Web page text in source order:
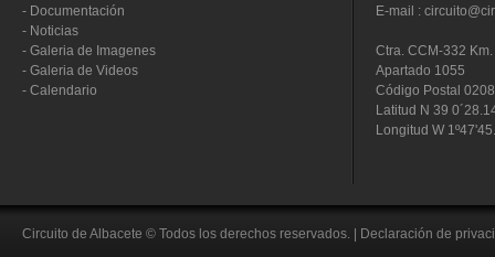
- Documentación
- Noticias
- Galeria de Imagenes
- Galeria de Videos
- Calendario
E-mail :
Ctra. CCM-332
Apartado 1055
Código Postal
Latitud N 39
Longitud W
Circuito de Albacete © Todos los derechos reservados. Declaración de